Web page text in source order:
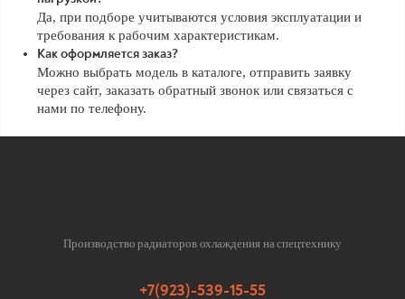
Да, при подборе учитываются условия эксплуатации и
требования к рабочим характеристикам.
Как оформляется заказ?
Можно выбрать модель в каталоге, отправить заявку
через сайт, заказать обратный звонок или связаться с
нами по телефону.
Производство радиаторов охлаждения на спецтехнику
+7(923)-539-15-55